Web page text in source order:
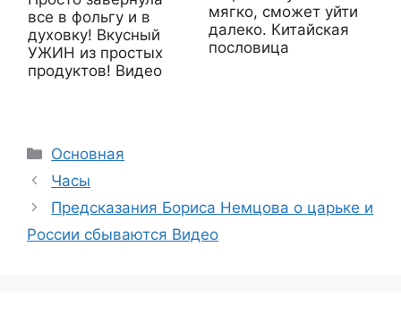
все в фольгу и в
духовку! Вкусный
УЖИН из простых
продуктов! Видео
мягко, сможет уйти
далеко. Китайская
пословица
Рубрики
Основная
Часы
Предсказания Бориса Немцова о царьке и
России сбываются Видео